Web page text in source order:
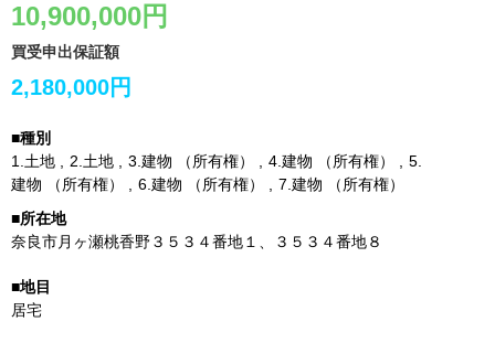
10,900,000円
買受申出保証額
2,180,000円
1. 土地 2. 土地 3. 建物 （所有権） 4. 建物 （所有権）
5.
建物 （所有権） 6. 建物 （所有権） 7. 建物 （所有権）
奈良市月ヶ瀬桃香野３５３４番地１、３５３４番地８
居宅